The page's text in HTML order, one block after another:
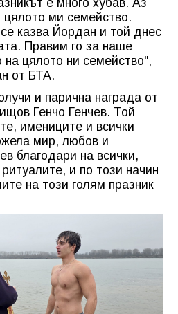
е много хубав. Аз
ми семейство.
казва Йордан и той днес
Правим го за наше
цялото ни семейство",
от БТА.
и парична награда от
Генчо Генчев. Той
имениците и всички
мир, любов и
благодари на всички,
и по този начин
на този голям празник